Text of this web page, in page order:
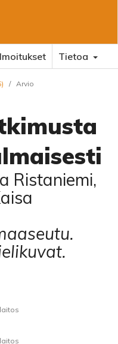
Tietoa
/ Arvio
Ristaniemi,